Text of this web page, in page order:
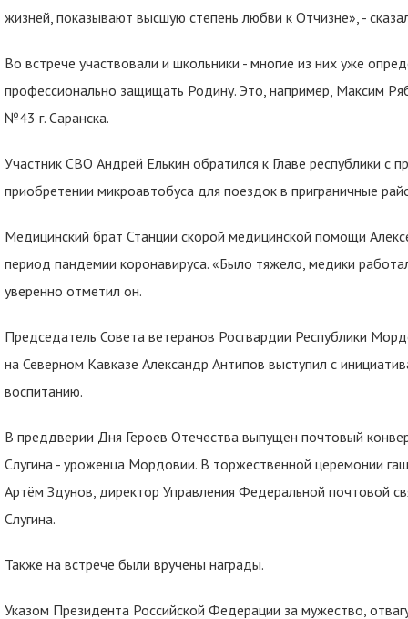
жизней, показывают высшую степень любви к Отчизне», -
Во встрече участвовали и школьники - многие из них уже
профессионально защищать Родину. Это, например, Максим
№43 г. Саранска.
Участник СВО Андрей Елькин обратился к Главе республики с
приобретении микроавтобуса для поездок в приграничные
Медицинский брат Станции скорой медицинской помощи
период пандемии коронавируса. «Было тяжело, медики
уверенно отметил он.
Председатель Совета ветеранов Росгвардии Республики
на Северном Кавказе Александр Антипов выступил с
воспитанию.
В преддверии Дня Героев Отечества выпущен почтовый
Слугина - уроженца Мордовии. В торжественной церемонии
Артём Здунов, директор Управления Федеральной почтовой
Слугина.
Также на встрече были вручены награды.
Указом Президента Российской Федерации за мужество,